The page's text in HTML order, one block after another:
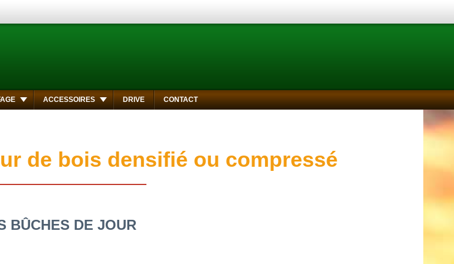
ACCESSOIRES DRIVE CONTACT
de bois densifié ou compressé
BÛCHES DE JOUR